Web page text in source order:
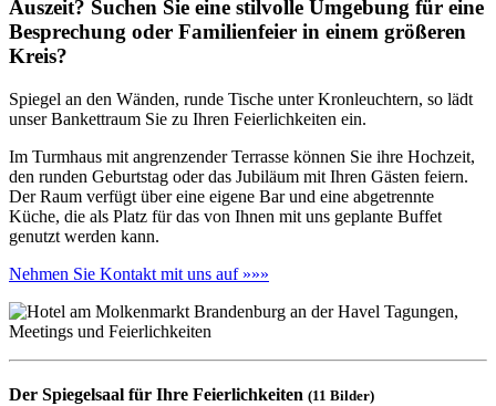
Auszeit? Suchen Sie eine stilvolle Umgebung für eine
Besprechung oder Familienfeier in einem größeren
Kreis?
Spiegel an den Wänden, runde Tische unter Kronleuchtern, so lädt
unser Bankettraum Sie zu Ihren Feierlichkeiten ein.
Im Turmhaus mit angrenzender Terrasse können Sie ihre Hochzeit,
den runden Geburtstag oder das Jubiläum mit Ihren Gästen feiern.
Der Raum verfügt über eine eigene Bar und eine abgetrennte
Küche, die als Platz für das von Ihnen mit uns geplante Buffet
genutzt werden kann.
Nehmen Sie Kontakt mit uns auf »»»
Der Spiegelsaal für Ihre Feierlichkeiten (11 Bilder)